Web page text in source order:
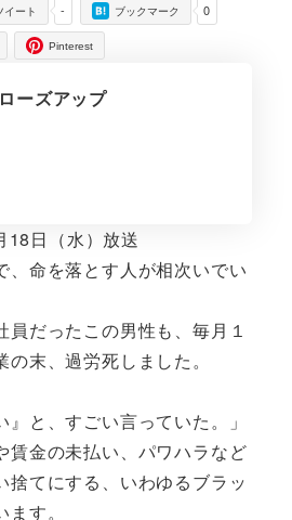
-
イート 0
ブックマーク
Pinterest
ーズアップ
日（水）放送
、命を落とす人が相次いでい
員だったこの男性も、毎月１
末、過労死しました。
』と、すごい言っていた。」
賃金の未払い、パワハラなど
捨てにする、いわゆるブラッ
す。